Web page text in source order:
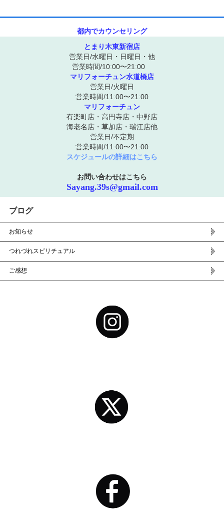
都内でカウンセリング
とまり木東新宿店
営業日/水曜日・日曜日・他
営業時間/10:00〜21:00
マリフォーチュン水道橋店
営業日/火曜日
営業時間/11:00〜21:00
マリフォーチュン
有楽町店・高円寺店・中野店
海老名店・草加店・瑞江店他
営業日/不定期
営業時間/11:00〜21:00
スケジュールの詳細はこちら
お問い合わせはこちら
Sayang.39s@gmail.com
ブログ
お知らせ
つれづれスピリチュアル
ご感想